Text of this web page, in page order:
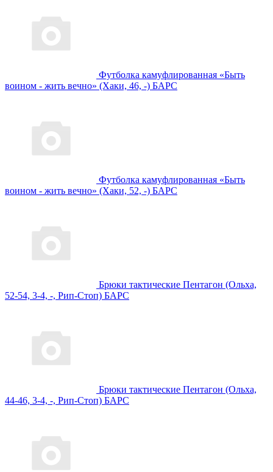
Футболка камуфлированная «Быть
воином - жить вечно» (Хаки, 46, -) БАРС
Футболка камуфлированная «Быть
воином - жить вечно» (Хаки, 52, -) БАРС
Брюки тактические Пентагон (Ольха,
52-54, 3-4, -, Рип-Стоп) БАРС
Брюки тактические Пентагон (Ольха,
44-46, 3-4, -, Рип-Стоп) БАРС